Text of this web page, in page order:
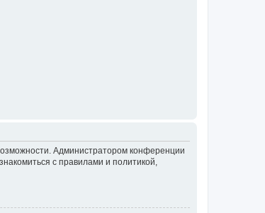
Администратором конференции
с правилами и политикой,